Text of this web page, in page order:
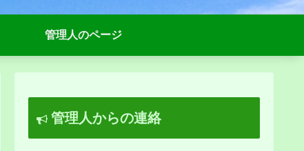
管理人のページ
管理人からの連絡